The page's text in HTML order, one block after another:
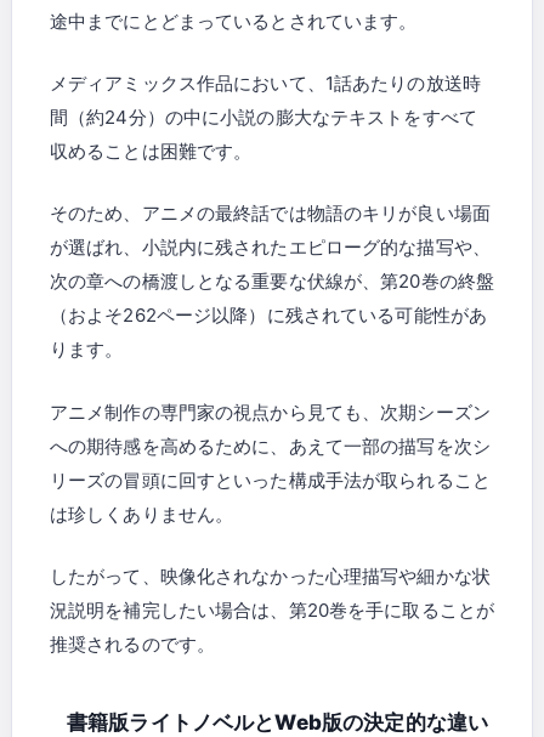
途中までにとどまっているとされています。
メディアミックス作品において、1話あたりの放送時
間（約24分）の中に小説の膨大なテキストをすべて
収めることは困難です。
そのため、アニメの最終話では物語のキリが良い場面
が選ばれ、小説内に残されたエピローグ的な描写や、
次の章への橋渡しとなる重要な伏線が、第20巻の終盤
（およそ262ページ以降）に残されている可能性があ
ります。
アニメ制作の専門家の視点から見ても、次期シーズン
への期待感を高めるために、あえて一部の描写を次シ
リーズの冒頭に回すといった構成手法が取られること
は珍しくありません。
したがって、映像化されなかった心理描写や細かな状
況説明を補完したい場合は、第20巻を手に取ることが
推奨されるのです。
書籍版ライトノベルとWeb版の決定的な違い